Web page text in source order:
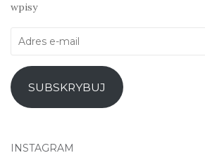
wpisy
Adres
mail
SUBSKRYBUJ
INSTAGRAM